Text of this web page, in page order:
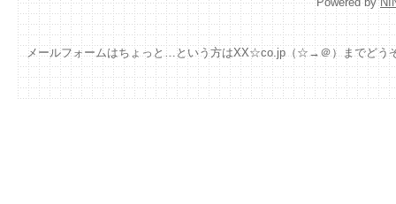
メールフォームはちょっと…という方はXX☆co.jp（☆→＠）までどう